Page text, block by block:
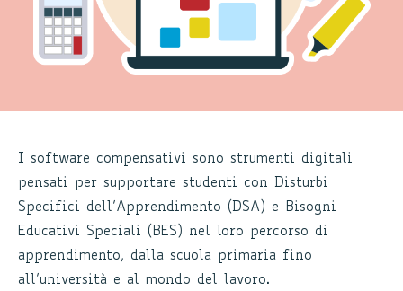
I software compensativi sono strumenti digitali
pensati per supportare studenti con Disturbi
Specifici dell’Apprendimento (DSA) e Bisogni
Educativi Speciali (BES) nel loro percorso di
apprendimento, dalla scuola primaria fino
all’università e al mondo del lavoro.